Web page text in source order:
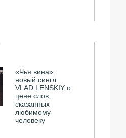
«Чья вина»:
новый сингл
VLAD LENSKIY о
цене слов,
сказанных
любимому
человеку